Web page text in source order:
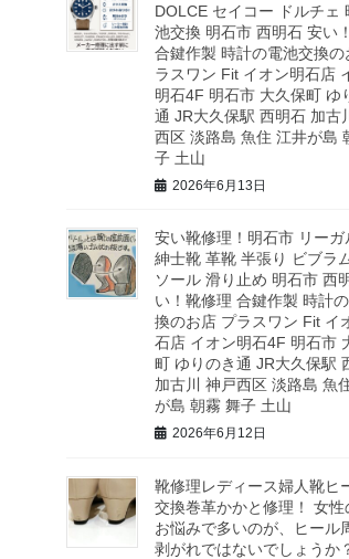
DOLCE セイコー ドルチェ
池交換 明石市 西明石 安い
合鍵作製 時計の電池交換の
ラスワン Fit イオン明石店
明石4F 明石市 大久保町 ゆ
通 JR大久保駅 西明石 加古
西区 淡路島 魚住 江井が島
子 土山
2026年6月13日
安い靴修理！明石市 リーガ
紳士靴 革靴 半張り ビブラ
ソール 滑り止め 明石市 西
い！靴修理 合鍵作製 時計
換のお店 プラスワン Fit イ
石店 イオン明石4F 明石市
町 ゆりのき通 JR大久保駅
加古川 神戸西区 淡路島 魚
が島 朝霧 舞子 土山
2026年6月12日
靴修理レディース婦人靴ヒ
交換巻革かかと修理！ 女性
お悩みで多いのが、ヒール
剥がれではないでしょうか